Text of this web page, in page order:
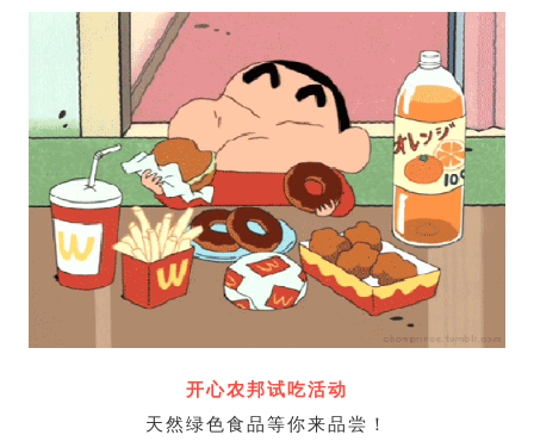
开心农邦试吃活动
天然绿色食品等你来品尝！